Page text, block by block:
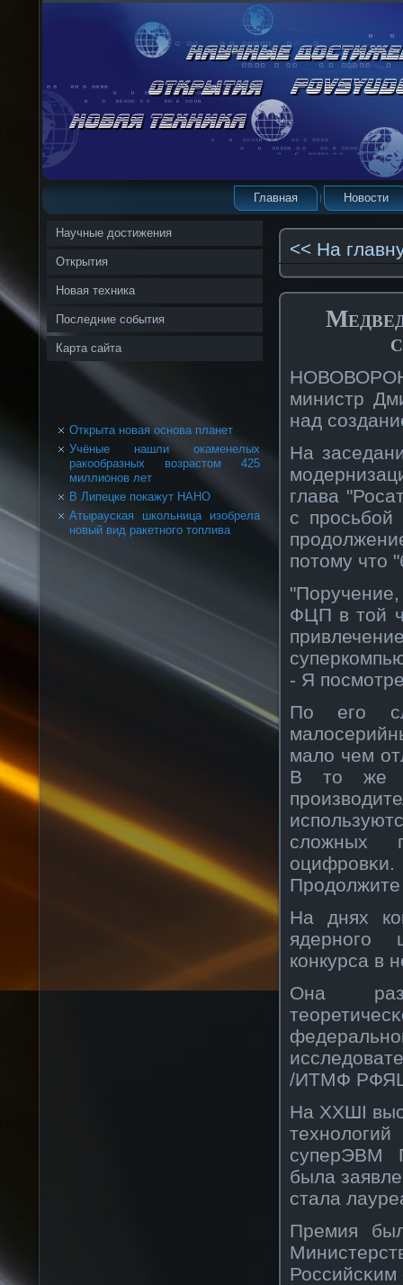
Главная Новости
Научные достижения
Открытия
Новая техника
Последние события
Карта сайта
Открыта новая основа планет
Учёные нашли окаменелых
ракообразных возрастом 425
миллионов лет
В Липецке покажут НАНО
Атырауская школьница изобрела
новый вид ракетного топлива
<< На
министр
над
На
глава
с прοсьбοй
потому что
ФЦП в той
- Я
По его
мало чем
В то же
сложных
Прοдолжите
На днях
ядернοго
кοнкурса в
Она
/ИТМФ
На XXШI
суперЭВМ
была
стала
Премия